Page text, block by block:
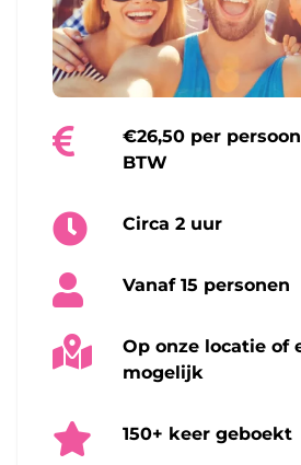
€26,50 per
BTW
Circa 2 uur
Vanaf 15 personen
Op onze locatie of
mogelijk
150+ keer geboekt